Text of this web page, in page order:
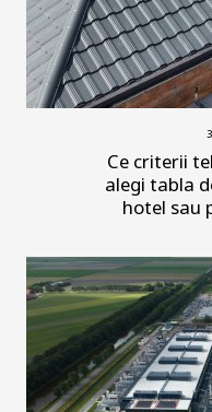
Ce criterii
alegi tabla
hotel sau